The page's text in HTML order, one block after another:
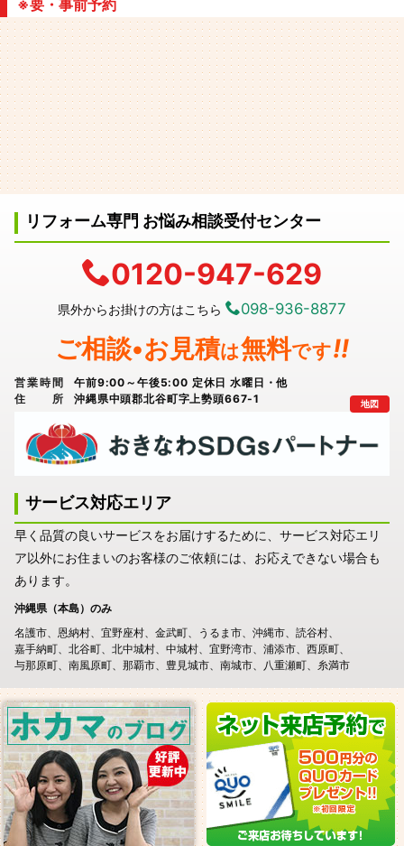
※要・事前予約
リフォーム専門 お悩み相談受付センター
0120-947-629
県外からお掛けの方はこちら 098-936-8877
ご相談•お見積は無料です!!
営業時間
午前9:00～午後5:00 定休日 水曜日・他
住所
沖縄県中頭郡北谷町字上勢頭667-1 地図
サービス対応エリア
早く品質の良いサービスをお届けするために、サービス対応エリ
ア以外にお住まいのお客様のご依頼には、お応えできない場合も
あります。
沖縄県（本島）のみ
名護市
恩納村 宜野座村 金武町 うるま市 沖縄市
読谷村
嘉手納町
北谷町 北中城村 中城村 宜野湾市 浦添市
西原町
与那原町
南風原町 那覇市 豊見城市 南城市 八重瀬町 糸満市